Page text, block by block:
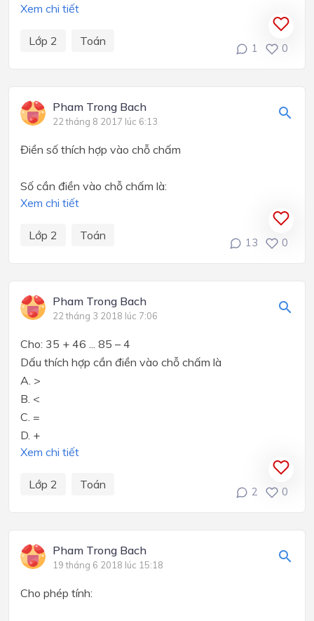
Xem chi tiết
Lớp 2 Toán
1 0
Pham Trong Bach
22 tháng 8 2017 lúc 6:13
Điền số thích hợp vào chỗ chấm
Số cần điền vào chỗ chấm là:
Xem chi tiết
Lớp 2 Toán
13 0
Pham Trong Bach
22 tháng 3 2018 lúc 7:06
Cho: 35 + 46 ... 85 – 4
Dấu thích hợp cần điền vào chỗ chấm là
A. >
B. <
C. =
D. +
Xem chi tiết
Lớp 2 Toán
2 0
Pham Trong Bach
19 tháng 6 2018 lúc 15:18
Cho phép tính: